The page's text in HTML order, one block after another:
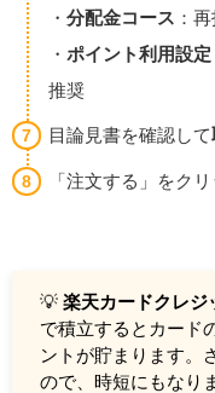
・ 分配金コース ：
・ ポイント利用設定
推奨
目論見書を確認して
「注文する」をク
💡 楽天カードクレジ
で積立するとカード
ントが貯まります。
ので、時短にもなり